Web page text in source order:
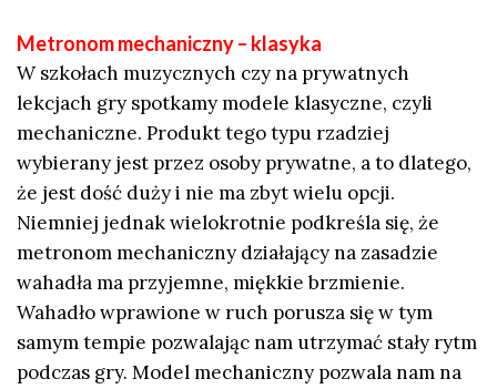
Metronom mechaniczny – klasyka
W szkołach muzycznych czy na prywatnych
lekcjach gry spotkamy modele klasyczne, czyli
mechaniczne. Produkt tego typu rzadziej
wybierany jest przez osoby prywatne, a to dlatego,
że jest dość duży i nie ma zbyt wielu opcji.
Niemniej jednak wielokrotnie podkreśla się, że
metronom mechaniczny działający na zasadzie
wahadła ma przyjemne, miękkie brzmienie.
Wahadło wprawione w ruch porusza się w tym
samym tempie pozwalając nam utrzymać stały rytm
podczas gry. Model mechaniczny pozwala nam na